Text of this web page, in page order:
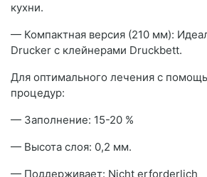
кухни.
— Компактная версия (210 мм):
Drucker с клейнерами Druckbett.
Для оптимального лечения с
процедур:
— Заполнение: 15-20 %
— Высота слоя: 0,2 мм.
— Поддерживает: Nicht erforderlich